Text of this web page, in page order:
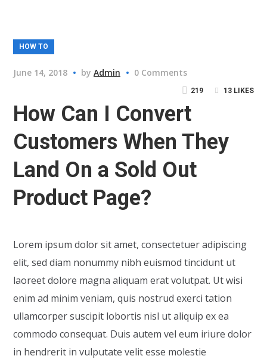
HOW TO
June 14, 2018 byAdmin 0 Comments
13 LIKES
219
How Can I Convert
Customers When They
Land On a Sold Out
Product Page?
Lorem ipsum dolor sit amet, consectetuer adipiscing
elit, sed diam nonummy nibh euismod tincidunt ut
laoreet dolore magna aliquam erat volutpat. Ut wisi
enim ad minim veniam, quis nostrud exerci tation
ullamcorper suscipit lobortis nisl ut aliquip ex ea
commodo consequat. Duis autem vel eum iriure dolor
in hendrerit in vulputate velit esse molestie